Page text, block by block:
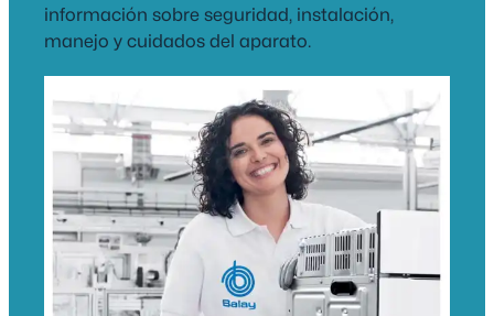
información sobre seguridad, instalación,
manejo y cuidados del aparato.